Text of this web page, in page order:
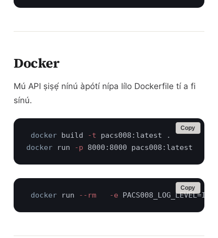
Docker
Mú API ṣiṣẹ́ nínú àpótí nípa lílo Dockerfile tí a fi
sínú.
docker build -t
docker run -p
Copy
docker run --rm   -e
Copy